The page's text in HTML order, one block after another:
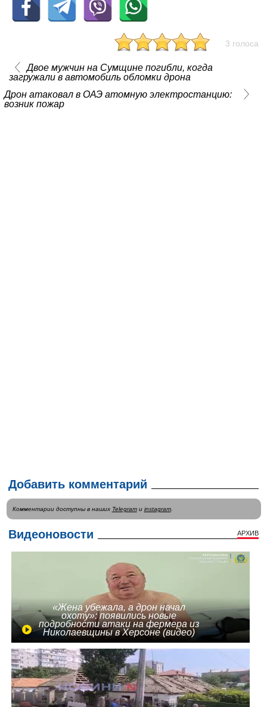
3 голоса
Двое мужчин на Сумщине погибли, когда
загружали в автомобиль обломки дрона
Дрон атаковал в ОАЭ атомную электростанцию:
возник пожар
Добавить комментарий
Комментарии доступны в наших Telegramи instagram.
Видеоновости АРХИВ
«Жена убежала, а дрон начал
охоту»: появились новые
подробности атаки на фермера из
Николаевщины в Херсоне (видео)